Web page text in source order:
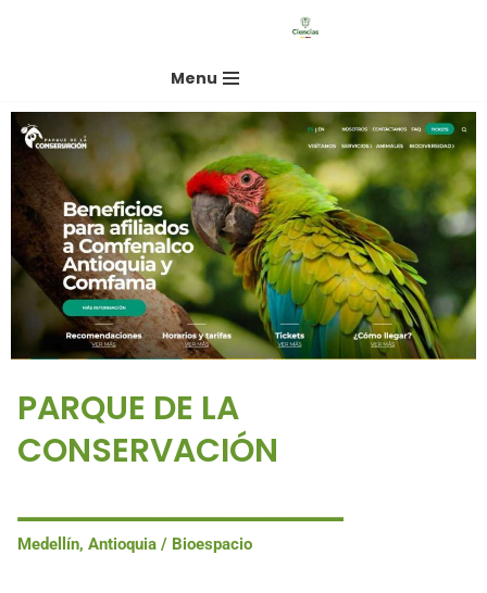
contenido
Menu
PARQUE DE LA
CONSERVACIÓN
Medellín, Antioquia / Bioespacio